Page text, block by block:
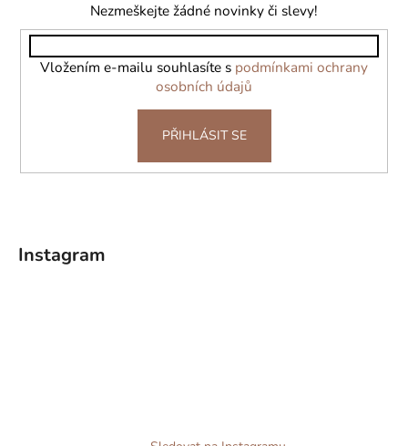
Nezmeškejte žádné novinky či slevy!
Vložením e-mailu souhlasíte s podmínkami ochrany
osobních údajů
PŘIHLÁSIT SE
Instagram